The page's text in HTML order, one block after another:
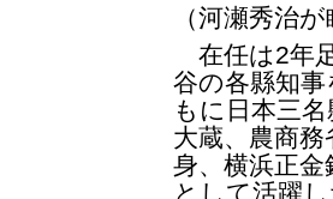
（河瀬秀治
在任は2年
谷の各縣知
もに日本三
大蔵、農商
身、横浜正金
として活躍